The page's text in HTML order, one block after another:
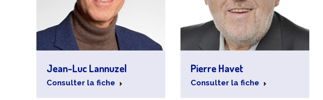
Jean-Luc Lannuzel
Consulter la fiche
Pierre Havet
Consulter la fiche